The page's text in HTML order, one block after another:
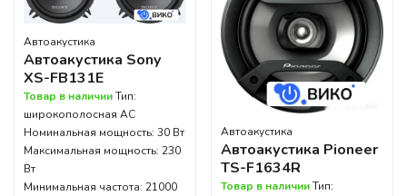
Автоакустика
Автоакустика Sony
XS-FB131E
Товар в наличииТип:
широкополосная АС
Номинальная мощность: 30 Вт
Максимальная мощность: 230
Вт
Минимальная частота: 21000
Автоакустика
Автоакустика Pioneer
TS-F1634R
Товар в наличииТип: